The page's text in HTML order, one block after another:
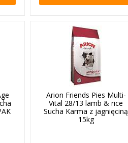
Arion Friends Pies Multi-
Vital 28/13 lamb & rice
Sucha Karma z jagnięciną
15kg